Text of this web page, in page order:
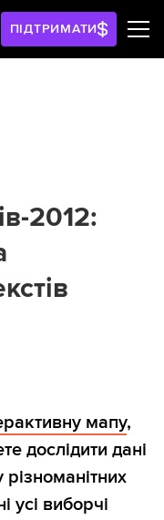
ПІДТРИМАТИ
2012:
мапу,
дослідити дані
різноманітних
усі виборчі